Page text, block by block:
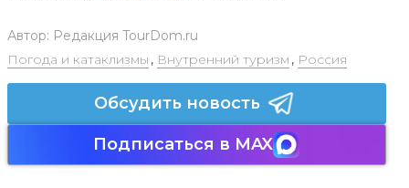
Автор: Редакция TourDom.ru
Погода и катаклизмы , Внутренний туризм , Россия
Обсудить новость
Подписаться в MAX